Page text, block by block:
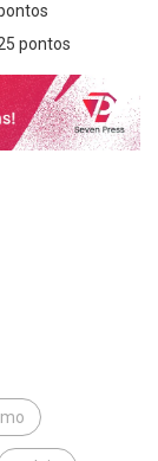
pontos